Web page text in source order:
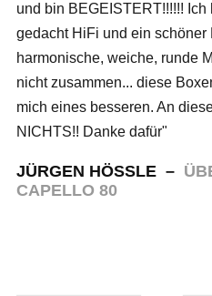
und bin BEGEISTERT!!!!!! Ich
gedacht HiFi und ein schöner
harmonische, weiche, runde
nicht zusammen... diese
mich eines besseren. An
NICHTS!! Danke dafür"
JÜRGEN HÖSSLE –
CAPELLO 80